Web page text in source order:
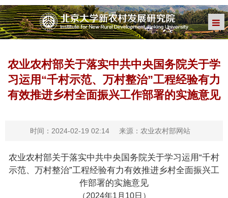
农业农村部关于落实中共中央国务院关于学
习运用“千村示范、万村整治”工程经验有力
有效推进乡村全面振兴工作部署的实施意见
时间：2024-02-19 02:14 来源：农业农村部网站
农业农村部关于落实中共中央国务院关于学习运用“千村
示范、万村整治”工程经验有力有效推进乡村全面振兴工
作部署的实施意见
（2024年1月10日）